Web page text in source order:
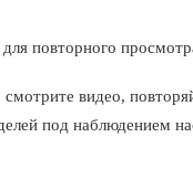
для повторного
видео,
под наблюдением